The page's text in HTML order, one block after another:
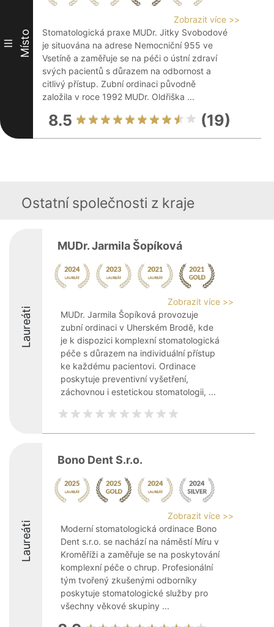
III Místo
Zobrazit více >>
Stomatologická praxe MUDr. Jitky Svobodové
je situována na adrese Nemocniční 955 ve
Vsetíně a zaměřuje se na péči o ústní zdraví
svých pacientů s důrazem na odbornost a
citlivý přístup. Zubní ordinaci původně
založila v roce 1992 MUDr. Oldřiška ...
8.5 (19)
Ostatní společnosti z kraje
Laureáti
MUDr. Jarmila Šopíková
Zobrazit více >>
MUDr. Jarmila Šopíková provozuje
zubní ordinaci v Uherském Brodě, kde
je k dispozici komplexní stomatologická
péče s důrazem na individuální přístup
ke každému pacientovi. Ordinace
poskytuje preventivní vyšetření,
záchovnou i estetickou stomatologii, ...
Laureáti
Bono Dent S.r.o.
Zobrazit více >>
Moderní stomatologická ordinace Bono
Dent s.r.o. se nachází na náměstí Míru v
Kroměříži a zaměřuje se na poskytování
komplexní péče o chrup. Profesionální
tým tvořený zkušenými odborníky
poskytuje stomatologické služby pro
všechny věkové skupiny ...